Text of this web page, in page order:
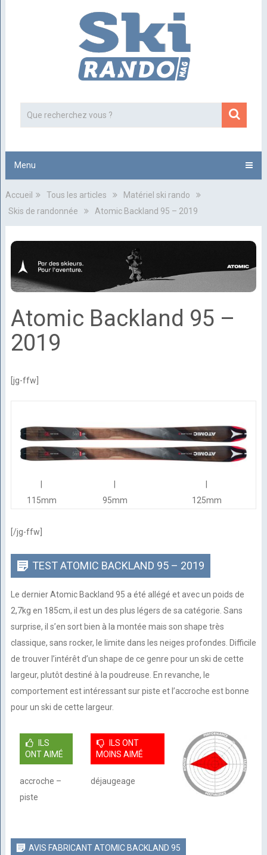
Menu
Accueil Tous les articles
Matériel ski rando
Skis de randonnée
Atomic Backland 95 – 2019
Atomic Backland 95 –
2019
[jg-ffw]
115mm
95mm 125mm
[/jg-ffw]
TEST ATOMIC BACKLAND 95 – 2019
Le dernier Atomic Backland 95 a été allégé et avec un poids de
2,7kg en 185cm, il est un des plus légers de sa catégorie. Sans
surprise, il s’en sort bien à la montée mais son shape très
classique, sans rocker, le limite dans les neiges profondes. Difficile
de trouver l’intérêt d’un shape de ce genre pour un ski de cette
largeur, plutôt destiné à la poudreuse. En revanche, le
comportement est intéressant sur piste et l’accroche est bonne
pour un ski de cette largeur.
ILS
ONT AIMÉ
accroche –
piste
ILS ONT
MOINS AIMÉ
déjaugeage
AVIS FABRICANT ATOMIC BACKLAND 95